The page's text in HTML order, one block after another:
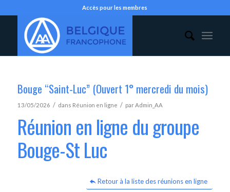
Accès pour les membres
Bouge “Saint-Luc” (Ouvert 1° mercredi du mois)
13/05/2026 / dans Réunion en ligne / parAdmin_AA
Réunion en ligne du groupe
Bouge-St Luc
Retour à la liste des réunions en ligne